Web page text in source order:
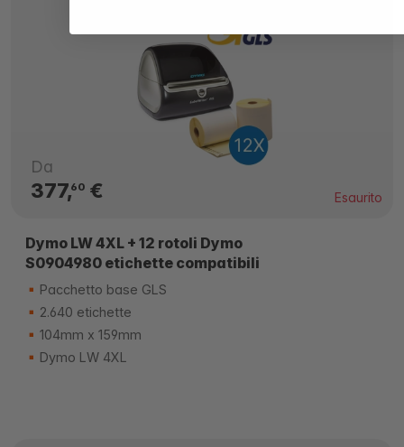
Da
377,60€ Esaurito
Dymo LW 4XL + 12 rotoli Dymo
S0904980 etichette compatibili
Pacchetto base GLS
2.640 etichette
104mm x 159mm
Dymo LW 4XL